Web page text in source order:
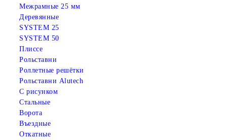
Межрамные 25 мм
Деревянные
SYSTEM 25
SYSTEM 50
Плиссе
Рольставни
Роллетные решётки
Рольставни Alutech
С рисунком
Стальные
Ворота
Въездные
Откатные